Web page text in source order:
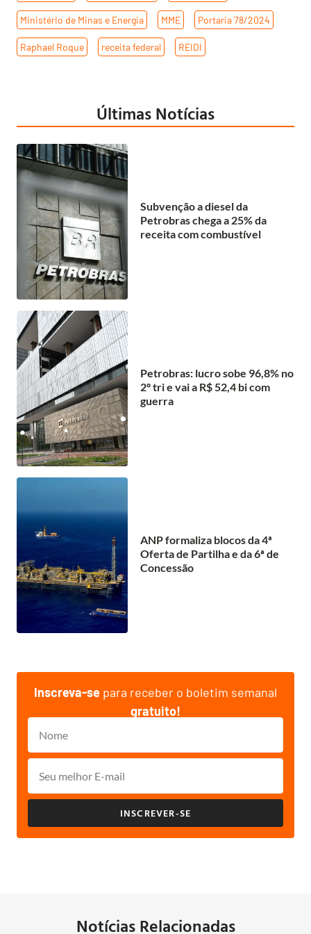
Ministério de Minas e Energia MME Portaria 78/2024
Raphael Roque receita federal REIDI
Últimas Notícias
Subvenção a diesel da
Petrobras chega a 25% da
receita com combustível
Petrobras: lucro sobe 96,8% no
2º tri e vai a R$ 52,4 bi com
guerra
ANP formaliza blocos da 4ª
Oferta de Partilha e da 6ª de
Concessão
Inscreva-se para receber o boletim semanal
gratuito!
INSCREVER-SE
Notícias Relacionadas